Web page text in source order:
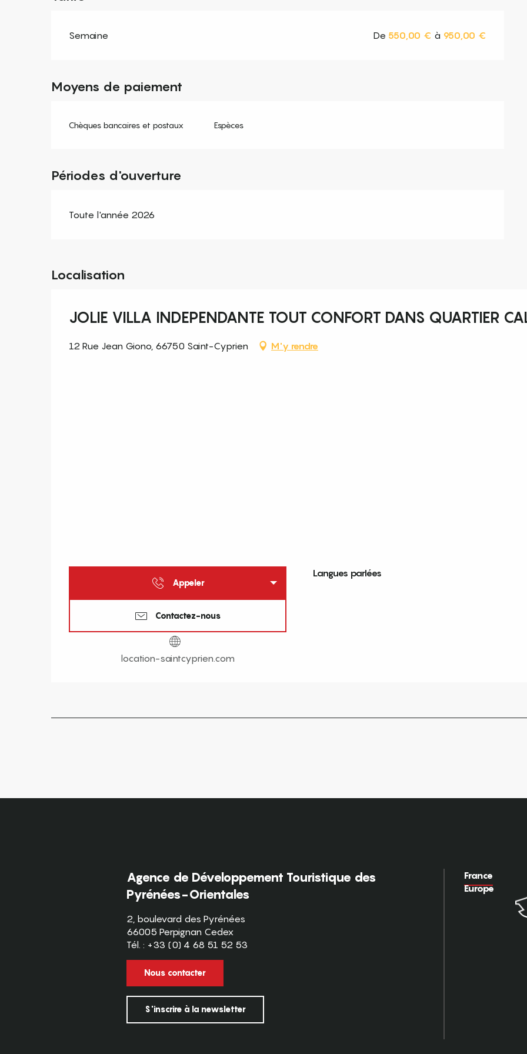
Semaine De 550,00 € à 950,00 €
Moyens de paiement
Chèques bancaires et postaux Espèces
Périodes d'ouverture
Toute l'année 2026
Localisation
JOLIE VILLA INDEPENDANTE TOUT CONFORT DANS QUARTIER
12 Rue Jean Giono, 66750 Saint-Cyprien M'y rendre
Appeler
Contactez-nous
location-saintcyprien.com
Langues parlées
Langues parlées
Agence de Développement Touristique des
Pyrénées-Orientales
2, boulevard des Pyrénées
66005 Perpignan Cedex
Tél. : +33 (0) 4 68 51 52 53
Nous contacter
S'inscrire à la newsletter
France
Europe